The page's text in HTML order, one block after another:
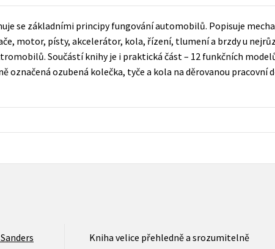
Populárně - naučná pro dospělé
Populárně - naučné pro děti
Předškoláci
Příroda a zahrada
Young adult (SK)
Zahraniční literatura
Zdraví a životní styl
tituly
se základními principy fungování automobilů. Popisuje
motor, písty, akcelerátor, kola, řízení, tlumení a brzdy u
Součástí knihy je i praktická část – 12 funkčních
označená ozubená kolečka, tyče a kola na děrovanou pracovní
Kniha velice přehledně a srozumitelně